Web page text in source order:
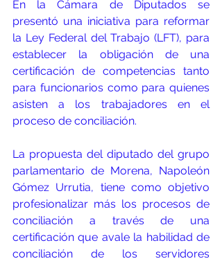
En la Cámara de Diputados se
presentó una iniciativa para reformar
la Ley Federal del Trabajo (LFT), para
establecer la obligación de una
certificación de competencias tanto
para funcionarios como para quienes
asisten a los trabajadores en el
proceso de conciliación.
La propuesta del diputado del grupo
parlamentario de Morena, Napoleón
Gómez Urrutia, tiene como objetivo
profesionalizar más los procesos de
conciliación a través de una
certificación que avale la habilidad de
conciliación de los servidores